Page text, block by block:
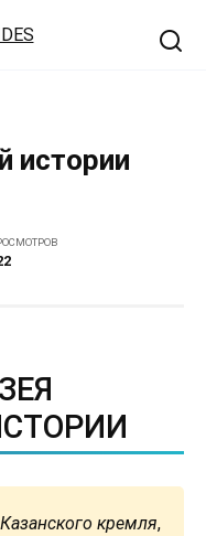
истории
Казанского кремля,